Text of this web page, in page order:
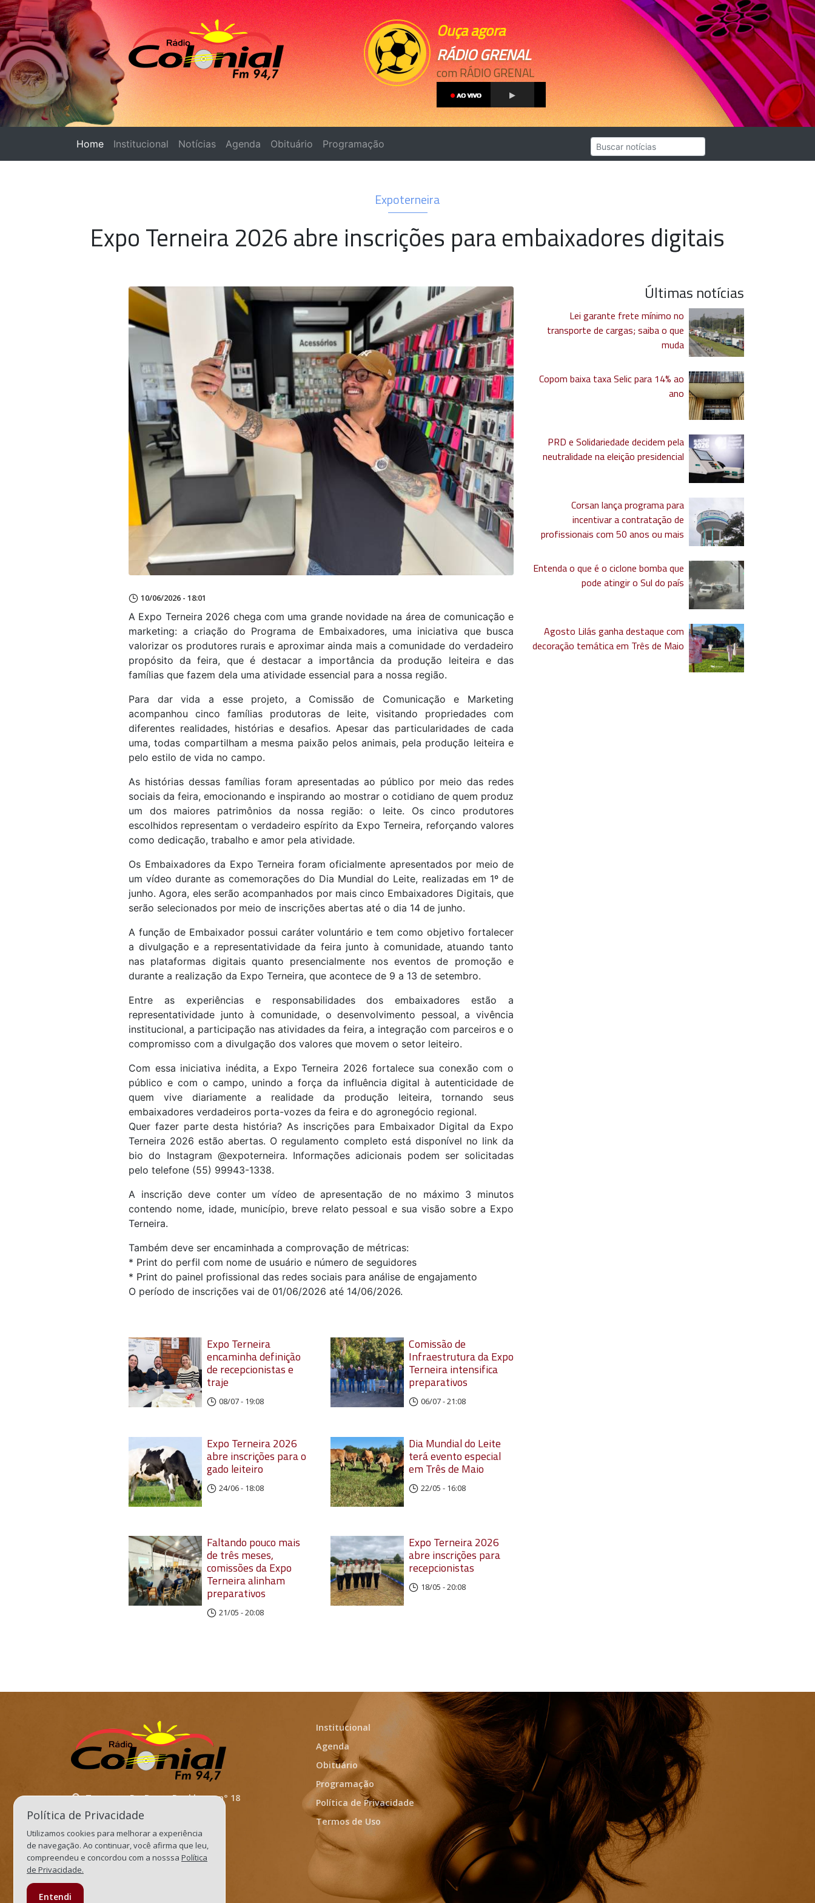
Ouça agora
RÁDIO GRENAL
com RÁDIO GRENAL
Home (página atual)
Institucional Notícias Agenda Obituário Programação
Expoterneira
Expo Terneira 2026 abre inscrições para embaixadores digitais
10/06/2026 - 18:01
A Expo Terneira 2026 chega com uma grande novidade na área de comunicação e
marketing: a criação do Programa de Embaixadores, uma iniciativa que busca
valorizar os produtores rurais e aproximar ainda mais a comunidade do verdadeiro
propósito da feira, que é destacar a importância da produção leiteira e das
famílias que fazem dela uma atividade essencial para a nossa região.
Para dar vida a esse projeto, a Comissão de Comunicação e Marketing
acompanhou cinco famílias produtoras de leite, visitando propriedades com
diferentes realidades, histórias e desafios. Apesar das particularidades de cada
uma, todas compartilham a mesma paixão pelos animais, pela produção leiteira e
pelo estilo de vida no campo.
As histórias dessas famílias foram apresentadas ao público por meio das redes
sociais da feira, emocionando e inspirando ao mostrar o cotidiano de quem produz
um dos maiores patrimônios da nossa região: o leite. Os cinco produtores
escolhidos representam o verdadeiro espírito da Expo Terneira, reforçando valores
como dedicação, trabalho e amor pela atividade.
Os Embaixadores da Expo Terneira foram oficialmente apresentados por meio de
um vídeo durante as comemorações do Dia Mundial do Leite, realizadas em 1º de
junho. Agora, eles serão acompanhados por mais cinco Embaixadores Digitais, que
serão selecionados por meio de inscrições abertas até o dia 14 de junho.
A função de Embaixador possui caráter voluntário e tem como objetivo fortalecer
a divulgação e a representatividade da feira junto à comunidade, atuando tanto
nas plataformas digitais quanto presencialmente nos eventos de promoção e
durante a realização da Expo Terneira, que acontece de 9 a 13 de setembro.
Entre as experiências e responsabilidades dos embaixadores estão a
representatividade junto à comunidade, o desenvolvimento pessoal, a vivência
institucional, a participação nas atividades da feira, a integração com parceiros e o
compromisso com a divulgação dos valores que movem o setor leiteiro.
Com essa iniciativa inédita, a Expo Terneira 2026 fortalece sua conexão com o
público e com o campo, unindo a força da influência digital à autenticidade de
quem vive diariamente a realidade da produção leiteira, tornando seus
embaixadores verdadeiros porta-vozes da feira e do agronegócio regional.
Quer fazer parte desta história? As inscrições para Embaixador Digital da Expo
Terneira 2026 estão abertas. O regulamento completo está disponível no link da
bio do Instagram @expoterneira. Informações adicionais podem ser solicitadas
pelo telefone (55) 99943-1338.
A inscrição deve conter um vídeo de apresentação de no máximo 3 minutos
contendo nome, idade, município, breve relato pessoal e sua visão sobre a Expo
Terneira.
Também deve ser encaminhada a comprovação de métricas:
* Print do perfil com nome de usuário e número de seguidores
* Print do painel profissional das redes sociais para análise de engajamento
O período de inscrições vai de 01/06/2026 até 14/06/2026.
Expo Terneira
encaminha definição
de recepcionistas e
traje
08/07 - 19:08
Comissão de
Infraestrutura da Expo
Terneira intensifica
preparativos
06/07 - 21:08
Expo Terneira 2026
abre inscrições para o
gado leiteiro
24/06 - 18:08
Dia Mundial do Leite
terá evento especial
em Três de Maio
22/05 - 16:08
Faltando pouco mais
de três meses,
comissões da Expo
Terneira alinham
preparativos
21/05 - 20:08
Expo Terneira 2026
abre inscrições para
recepcionistas
18/05 - 20:08
Últimas notícias
Lei garante frete mínimo no
transporte de cargas; saiba o que
muda
Copom baixa taxa Selic para 14% ao
ano
PRD e Solidariedade decidem pela
neutralidade na eleição presidencial
Corsan lança programa para
incentivar a contratação de
profissionais com 50 anos ou mais
Entenda o que é o ciclone bomba que
pode atingir o Sul do país
Agosto Lilás ganha destaque com
decoração temática em Três de Maio
Travessa. Dr. Bruno Dockhorn, n° 18
Três de Maio/RS
Cep: 98910-000
recepcaocolonialfm@gmail.com
Institucional
Agenda
Obituário
Programação
Política de Privacidade
Termos de Uso
Política de Privacidade
Utilizamos cookies para melhorar a experiência
de navegação. Ao continuar, você afirma que leu,
compreendeu e concordou com a nosssa Política
de Privacidade.
Entendi